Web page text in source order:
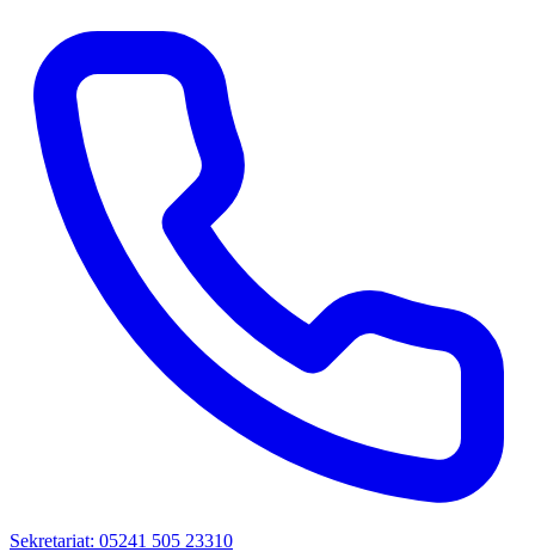
Sekretariat: 05241 505 23310